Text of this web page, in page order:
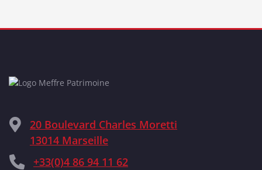
20 Boulevard Charles Moretti
13014 Marseille
+33(0)4 86 94 11 62